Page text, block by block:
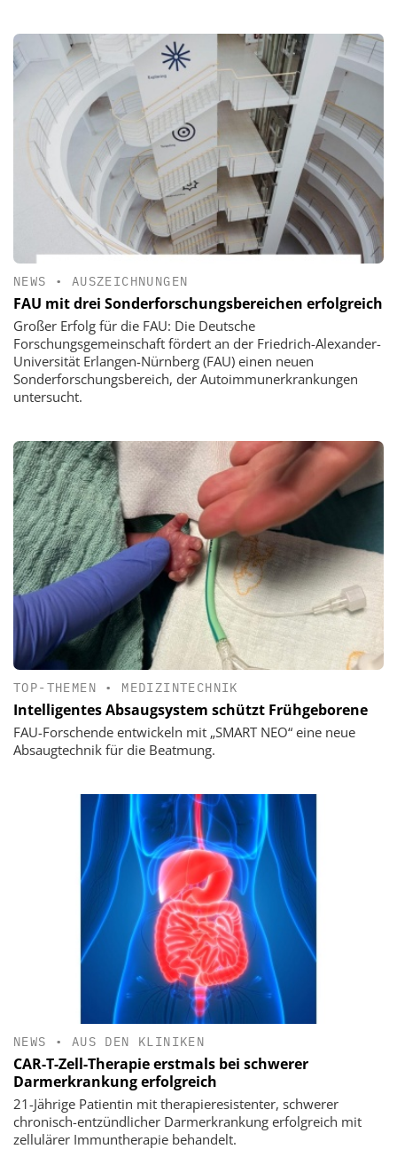
NEWS • AUSZEICHNUNGEN
FAU mit drei Sonderforschungsbereichen erfolgreich
Großer Erfolg für die FAU: Die Deutsche
Forschungsgemeinschaft fördert an der Friedrich-Alexander-
Universität Erlangen-Nürnberg (FAU) einen neuen
Sonderforschungsbereich, der Autoimmunerkrankungen
untersucht.
TOP-THEMEN • MEDIZINTECHNIK
Intelligentes Absaugsystem schützt Frühgeborene
FAU-Forschende entwickeln mit „SMART NEO“ eine neue
Absaugtechnik für die Beatmung.
NEWS • AUS DEN KLINIKEN
CAR-T-Zell-Therapie erstmals bei schwerer
Darmerkrankung erfolgreich
21-Jährige Patientin mit therapieresistenter, schwerer
chronisch-entzündlicher Darmerkrankung erfolgreich mit
zellulärer Immuntherapie behandelt.